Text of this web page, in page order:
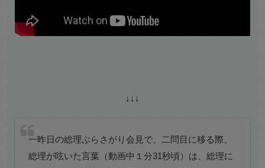
↓↓↓
一昨日の総理ぶらさがり会見で、二問目に移る際、
総理が呟いた言葉（動画中１分31秒頃）は、総理に